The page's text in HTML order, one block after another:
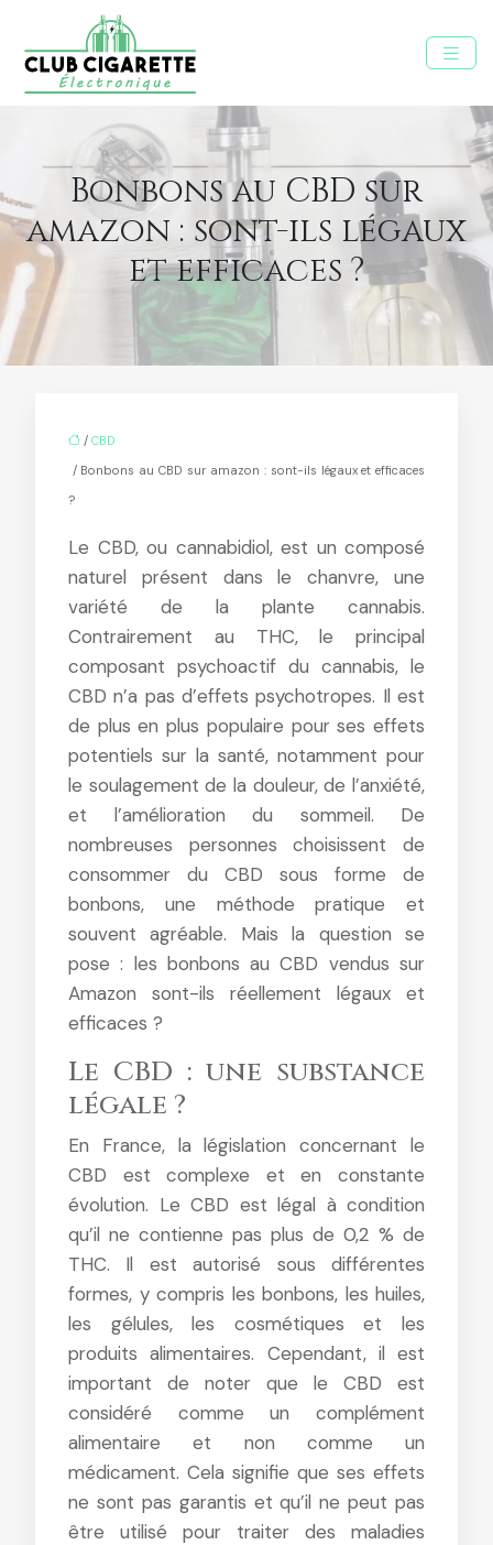
Bonbons au CBD sur
amazon : sont-ils légaux
et efficaces ?
/ CBD
/ Bonbons au CBD sur amazon : sont-ils légaux et efficaces
?
Le CBD, ou cannabidiol, est un composé
naturel présent dans le chanvre, une
variété de la plante cannabis.
Contrairement au THC, le principal
composant psychoactif du cannabis, le
CBD n’a pas d’effets psychotropes. Il est
de plus en plus populaire pour ses effets
potentiels sur la santé, notamment pour
le soulagement de la douleur, de l’anxiété,
et l’amélioration du sommeil. De
nombreuses personnes choisissent de
consommer du CBD sous forme de
bonbons, une méthode pratique et
souvent agréable. Mais la question se
pose : les bonbons au CBD vendus sur
Amazon sont-ils réellement légaux et
efficaces ?
Le CBD : une substance
légale ?
En France, la législation concernant le
CBD est complexe et en constante
évolution. Le CBD est légal à condition
qu’il ne contienne pas plus de 0,2 % de
THC. Il est autorisé sous différentes
formes, y compris les bonbons, les huiles,
les gélules, les cosmétiques et les
produits alimentaires. Cependant, il est
important de noter que le CBD est
considéré comme un complément
alimentaire et non comme un
médicament. Cela signifie que ses effets
ne sont pas garantis et qu’il ne peut pas
être utilisé pour traiter des maladies